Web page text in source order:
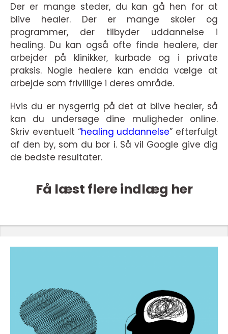
Der er mange steder, du kan gå hen for at
blive healer. Der er mange skoler og
programmer, der tilbyder uddannelse i
healing. Du kan også ofte finde healere, der
arbejder på klinikker, kurbade og i private
praksis. Nogle healere kan endda vælge at
arbejde som frivillige i deres område.
Hvis du er nysgerrig på det at blive healer, så
kan du undersøge dine muligheder online.
Skriv eventuelt “healing uddannelse” efterfulgt
af den by, som du bor i. Så vil Google give dig
de bedste resultater.
Få læst flere indlæg her